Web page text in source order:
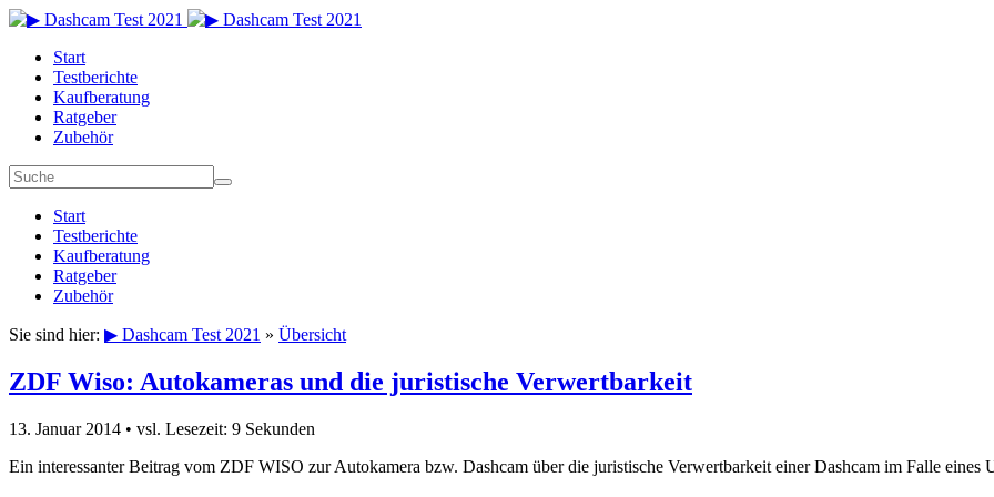
Start
Testberichte
Kaufberatung
Ratgeber
Zubehör
Start
Testberichte
Kaufberatung
Ratgeber
Zubehör
Sie sind hier: ▶ Dashcam Test 2021 » Übersicht
ZDF Wiso: Autokameras und die juristische Verwertbarkeit
13. Januar 2014 • vsl. Lesezeit: 9 Sekunden
Ein interessanter Beitrag vom ZDF WISO zur Autokamera bzw. Dashcam über die juristische Verwertbarkeit einer Dashcam im Falle eines